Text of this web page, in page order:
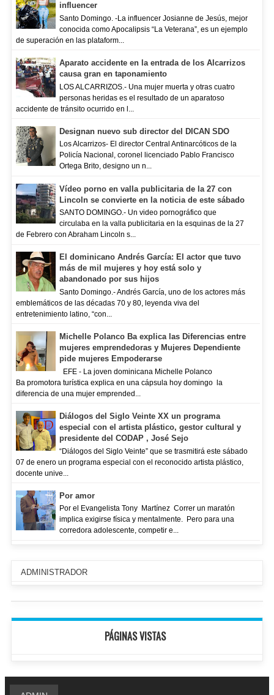
influencer
Santo Domingo. -La influencer Josianne de Jesús, mejor
conocida como Apocalipsis “La Veterana”, es un ejemplo
de superación en las plataform...
Aparato accidente en la entrada de los Alcarrizos
causa gran en taponamiento
LOS ALCARRIZOS.- Una mujer muerta y otras cuatro
personas heridas es el resultado de un aparatoso
accidente de tránsito ocurrido en l...
Designan nuevo sub director del DICAN SDO
Los Alcarrizos- El director Central Antinarcóticos de la
Policía Nacional, coronel licenciado Pablo Francisco
Ortega Brito, designo un n...
Vídeo porno en valla publicitaria de la 27 con
Lincoln se convierte en la noticia de este sábado
SANTO DOMINGO.- Un video pornográfico que
circulaba en la valla publicitaria en la esquinas de la 27
de Febrero con Abraham Lincoln s...
El dominicano Andrés García: El actor que tuvo
más de mil mujeres y hoy está solo y
abandonado por sus hijos
Santo Domingo.- Andrés García, uno de los actores más
emblemáticos de las décadas 70 y 80, leyenda viva del
entretenimiento latino, “con...
Michelle Polanco Ba explica las Diferencias entre
mujeres emprendedoras y Mujeres Dependiente
pide mujeres Empoderarse
EFE - La joven dominicana Michelle Polanco
Ba promotora turística explica en una cápsula hoy domingo la
diferencia de una mujer emprended...
Diálogos del Siglo Veinte XX un programa
especial con el artista plástico, gestor cultural y
presidente del CODAP , José Sejo
“Diálogos del Siglo Veinte” que se trasmitirá este sábado
07 de enero un programa especial con el reconocido artista plástico,
docente unive...
Por amor
Por el Evangelista Tony Martínez Correr un maratón
implica exigirse física y mentalmente. Pero para una
corredora adolescente, competir e...
ADMINISTRADOR
PÁGINAS VISTAS